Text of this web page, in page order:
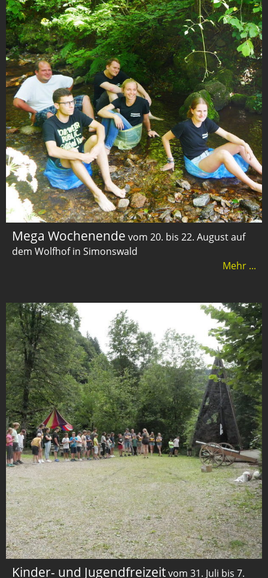
Mega Wochenende vom 20. bis 22. August auf
dem Wolfhof in Simonswald
Mehr ...
Kinder- und Jugendfreizeitvom 31. Juli bis 7.